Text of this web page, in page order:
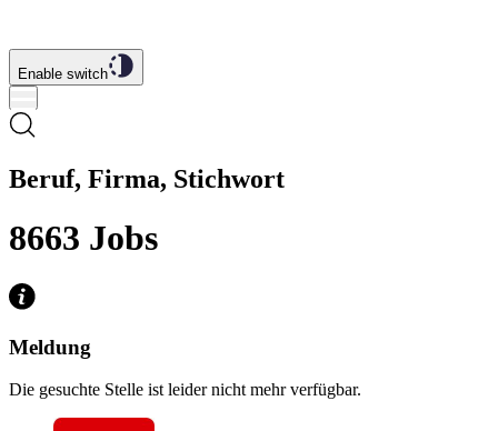
Enable switch
Beruf, Firma, Stichwort
8663 Jobs
Meldung
Die gesuchte Stelle ist leider nicht mehr verfügbar.